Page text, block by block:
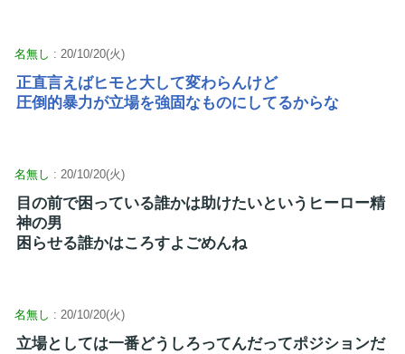
名無し : 20/10/20(火)
正直言えばヒモと大して変わらんけど
圧倒的暴力が立場を強固なものにしてるからな
名無し : 20/10/20(火)
目の前で困っている誰かは助けたいというヒーロー精
神の男
困らせる誰かはころすよごめんね
名無し : 20/10/20(火)
立場としては一番どうしろってんだってポジションだ